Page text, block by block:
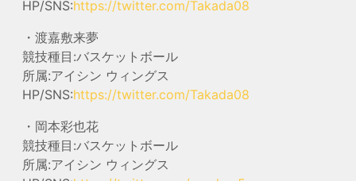
HP/SNS:https://twitter.com/Takada08
・渡嘉敷来夢
競技種目:バスケットボール
所属:アイシン ウィングス
HP/SNS:https://twitter.com/Takada08
・岡本彩也花
競技種目:バスケットボール
所属:アイシン ウィングス